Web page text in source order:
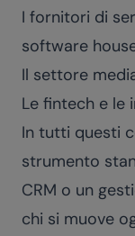
I fornitori di
software
Il settore
Le fintech e le
In tutti questi
strumento
CRM o un
chi si muove